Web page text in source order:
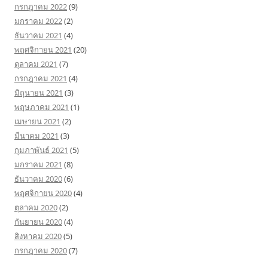
กรกฎาคม 2022(9)
มกราคม 2022(2)
ธันวาคม 2021 (4)
พฤศจิกายน 2021 (20)
ตุลาคม 2021 (7)
กรกฎาคม 2021 (4)
มิถุนายน 2021 (3)
พฤษภาคม 2021 (1)
เมษายน 2021 (2)
มีนาคม 2021 (3)
กุมภาพันธ์ 2021 (5)
มกราคม 2021 (8)
ธันวาคม 2020(6)
พฤศจิกายน 2020(4)
ตุลาคม 2020(2)
กันยายน 2020(4)
สิงหาคม 2020(5)
กรกฎาคม 2020(7)